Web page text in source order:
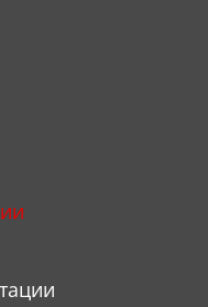
Стојан Дончевски